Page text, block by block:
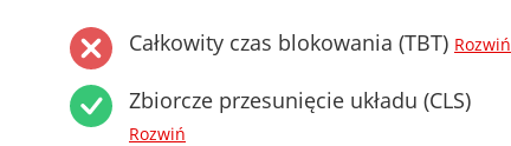
Całkowity czas blokowania (TBT) Rozwiń
Zbiorcze przesunięcie układu (CLS)
Rozwiń